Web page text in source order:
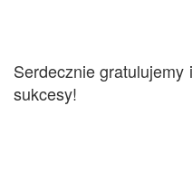
Serdecznie
sukcesy!